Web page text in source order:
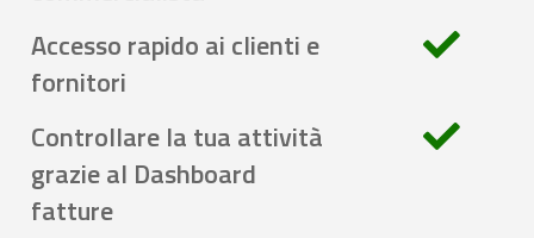
Accesso rapido ai clienti e
fornitori
Controllare la tua attività
grazie al Dashboard
fatture